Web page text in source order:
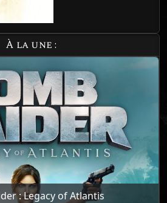
À la une :
: Legacy of Atlantis